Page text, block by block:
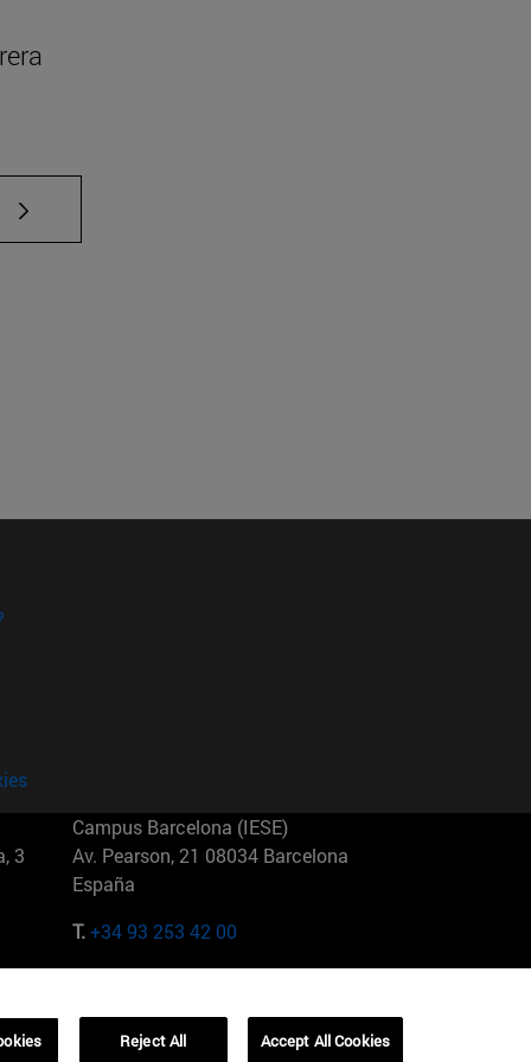
TAB para desplazarse.
3
Campus Barcelona (IESE)
Av. Pearson, 21 08034 Barcelona
España
T.+34 93 253 42 00
01321001 Bela Vista Brasil
Reject All Accept All Cookies